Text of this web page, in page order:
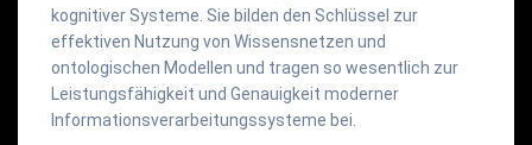
kognitiver Systeme. Sie bilden den Schlüssel zur
effektiven Nutzung von Wissensnetzen und
ontologischen Modellen und tragen so wesentlich zur
Leistungsfähigkeit und Genauigkeit moderner
Informationsverarbeitungssysteme bei.